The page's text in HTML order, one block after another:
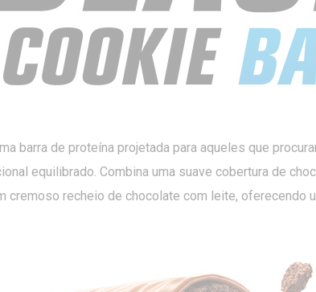
barra de proteína projetada para aqueles que
equilibrado. Combina uma suave cobertura de
cremoso recheio de chocolate com leite, oferecendo